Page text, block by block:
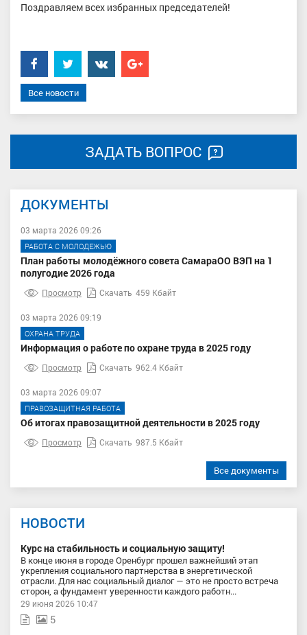
Поздравляем всех избранных председателей!
FacebookTwitter���������
Google+
Все новости
ЗАДАТЬ ВОПРОС
ДОКУМЕНТЫ
03 марта 2026 09:26
РАБОТА С МОЛОДЕЖЬЮ
План работы молодёжного совета СамараОО ВЭП на 1
полугодие 2026 года
Просмотр Скачать 459 Кбайт
03 марта 2026 09:19
ОХРАНА ТРУДА
Информация о работе по охране труда в 2025 году
Просмотр Скачать 962.4 Кбайт
03 марта 2026 09:07
ПРАВОЗАЩИТНАЯ РАБОТА
Об итогах правозащитной деятельности в 2025 году
Просмотр Скачать 987.5 Кбайт
Все документы
НОВОСТИ
Курс на стабильность и социальную защиту!
В конце июня в городе Оренбург прошел важнейший этап
укрепления социального партнерства в энергетической
отрасли. Для нас социальный диалог — это не просто встреча
сторон, а фундамент уверенности каждого работн...
29 июня 2026 10:47
5